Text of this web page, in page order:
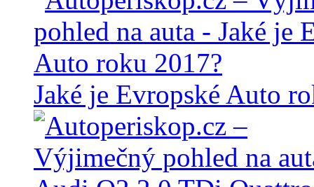
Jaké je Evropské Auto